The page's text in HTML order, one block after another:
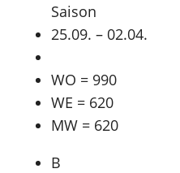
Saison
25.09. – 02.04.
WO = 990
WE = 620
MW = 620
B